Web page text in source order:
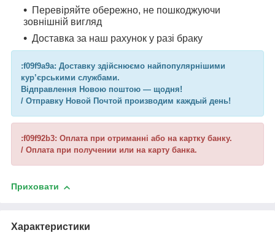
Перевіряйте обережно, не пошкоджуючи
зовнішній вигляд
Доставка за наш рахунок у разі браку
:f09f9a9a: Доставку здійснюємо найпопулярнішими
кур’єрськими службами.
Відправлення Новою поштою — щодня!
/ Отправку Новой Почтой производим каждый день!
:f09f92b3: Оплата при отриманні або на картку банку.
/ Оплата при получении или на карту банка.
Приховати
Характеристики